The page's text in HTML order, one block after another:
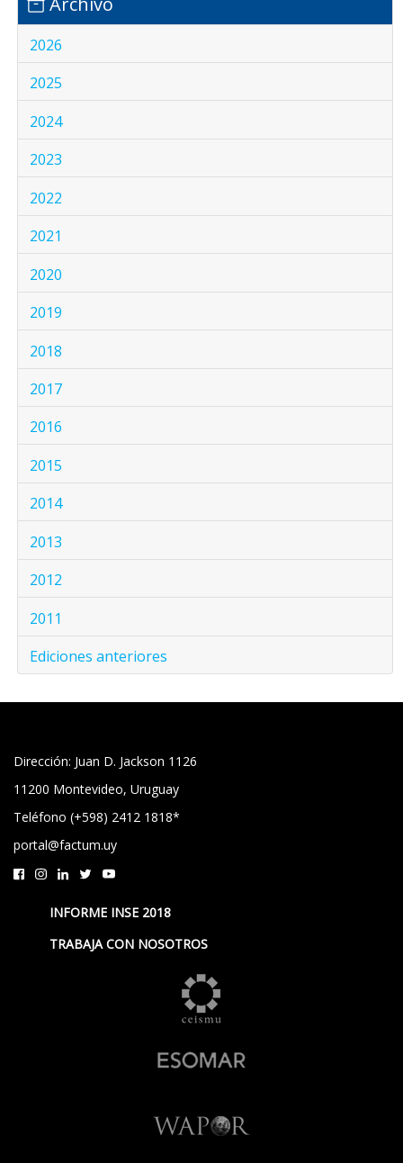
2026
2025
2024
2023
2022
2021
2020
2019
2018
2017
2016
2015
2014
2013
2012
2011
Ediciones anteriores
Dirección: Juan D. Jackson 1126
11200 Montevideo, Uruguay
Teléfono (+598) 2412 1818*
portal@factum.uy
INFORME INSE 2018
TRABAJA CON NOSOTROS